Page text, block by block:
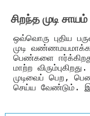
சிறந்த முடி
ஒவ்வொரு புதிய
முடி
பெண்களை
மாற்ற
முடிவைப் பெற,
செய்ய வேண்டும்.